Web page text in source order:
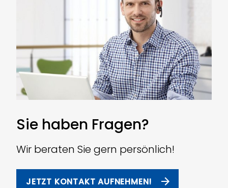
Sie haben Fragen?
Wir beraten Sie gern persönlich!
JETZT KONTAKT AUFNEHMEN!